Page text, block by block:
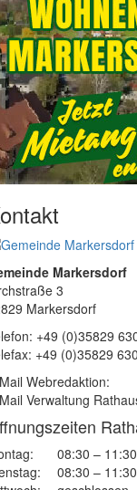
Markersdorf
3
Markersdorf
+49 (0)35829
+49 (0)35829
Webredaktion:
Verwaltung
08:30 –
08:30 –